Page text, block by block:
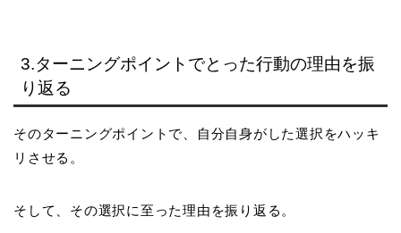
3.ターニングポイントでとった行動の理由を振
り返る
そのターニングポイントで、自分自身がした選択をハッキ
リさせる。
そして、その選択に至った理由を振り返る。